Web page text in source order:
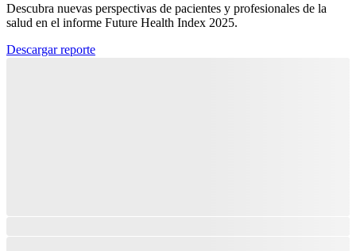
Descubra nuevas perspectivas de pacientes y profesionales de la
salud en el informe Future Health Index 2025.​
Descargar reporte